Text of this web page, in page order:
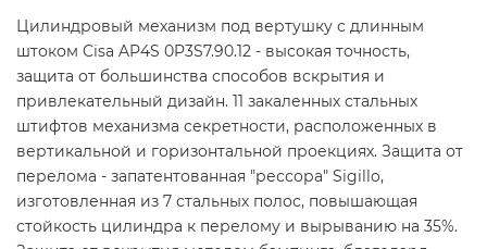
Цилиндровый механизм под вертушку с длинным
штоком Cisa AP4S 0P3S7.90.12 - высокая точность,
защита от большинства способов вскрытия и
привлекательный дизайн. 11 закаленных стальных
штифтов механизма секретности, расположенных в
вертикальной и горизонтальной проекциях. Защита от
перелома - запатентованная "рессора" Sigillo,
изготовленная из 7 стальных полос, повышающая
стойкость цилиндра к перелому и вырыванию на 35%.